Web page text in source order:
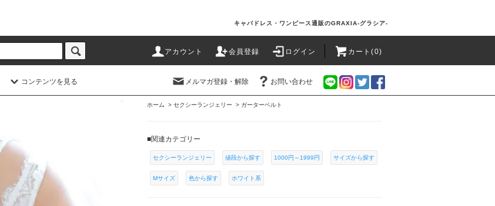
キャバドレス・ワンピース通販のGRAXIA-グラシア-
アカウント 会員登録 ログイン カート(0)
コンテンツを見る メルマガ登録・解除 お問い合わせ
ホーム > セクシーランジェリー > ガーターベルト
■関連カテゴリー
セクシーランジェリー 値段から探す 1000円～1999円 サイズから探す
Mサイズ 色から探す ホワイト系